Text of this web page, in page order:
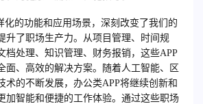
化的功能和应用场景，深刻改变了我们的
升了职场生产力。从项目管理、时间规
档处理、知识管理、财务报销，这些APP
面、高效的解决方案。随着人工智能、区
术的不断发展，办公类APP将继续创新和
加智能和便捷的工作体验。通过这些职场